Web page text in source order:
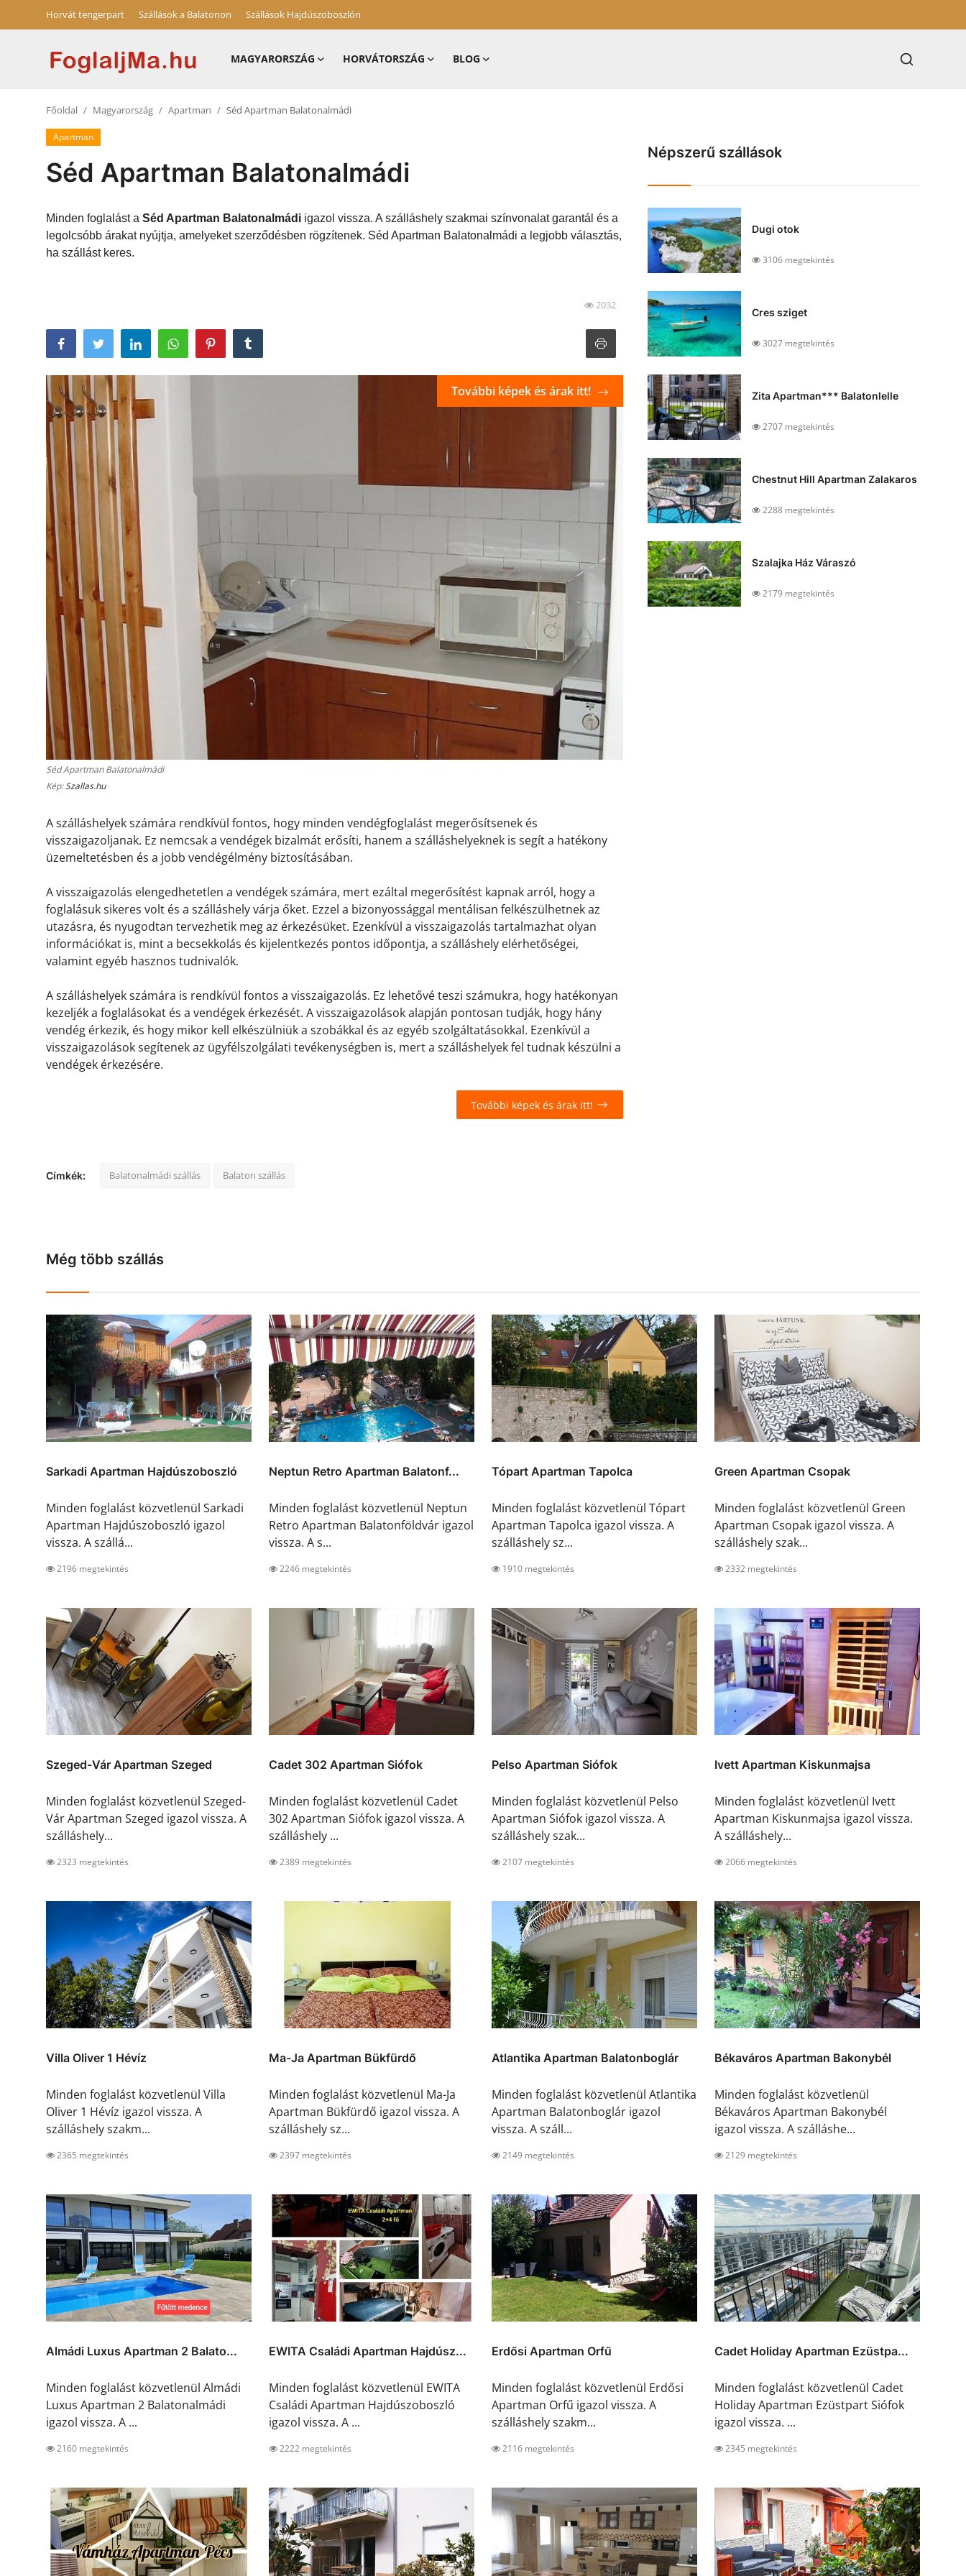
Horvát tengerpart Szállások a Balatonon Szállások Hajdúszoboszlón
MAGYARORSZÁG HORVÁTORSZÁG BLOG
Horvátország
Szállások Hajdúszoboszlón
Főoldal Magyarország Apartman Séd Apartman Balatonalmádi
Apartman
Séd Apartman Balatonalmádi
Minden foglalást a Séd Apartman Balatonalmádi igazol vissza. A szálláshely szakmai színvonalat garantál és a
legolcsóbb árakat nyújtja, amelyeket szerződésben rögzítenek. Séd Apartman Balatonalmádi a legjobb választás,
ha szállást keres.
2032
Séd Apartman Balatonalmádi
Kép:Szallas.hu
További képek és árak itt!
A szálláshelyek számára rendkívül fontos, hogy minden vendégfoglalást megerősítsenek és
visszaigazoljanak. Ez nemcsak a vendégek bizalmát erősíti, hanem a szálláshelyeknek is segít a hatékony
üzemeltetésben és a jobb vendégélmény biztosításában.
A visszaigazolás elengedhetetlen a vendégek számára, mert ezáltal megerősítést kapnak arról, hogy a
foglalásuk sikeres volt és a szálláshely várja őket. Ezzel a bizonyossággal mentálisan felkészülhetnek az
utazásra, és nyugodtan tervezhetik meg az érkezésüket. Ezenkívül a visszaigazolás tartalmazhat olyan
információkat is, mint a becsekkolás és kijelentkezés pontos időpontja, a szálláshely elérhetőségei,
valamint egyéb hasznos tudnivalók.
A szálláshelyek számára is rendkívül fontos a visszaigazolás. Ez lehetővé teszi számukra, hogy hatékonyan
kezeljék a foglalásokat és a vendégek érkezését. A visszaigazolások alapján pontosan tudják, hogy hány
vendég érkezik, és hogy mikor kell elkészülniük a szobákkal és az egyéb szolgáltatásokkal. Ezenkívül a
visszaigazolások segítenek az ügyfélszolgálati tevékenységben is, mert a szálláshelyek fel tudnak készülni a
vendégek érkezésére.
További képek és árak itt!
Címkék: Balatonalmádi szállás Balaton szállás
Népszerű szállások
Dugi otok
3106 megtekintés
Cres sziget
3027 megtekintés
Zita Apartman*** Balatonlelle
2707 megtekintés
Chestnut Hill Apartman Zalakaros
2288 megtekintés
Szalajka Ház Váraszó
2179 megtekintés
Még több szállás
Sarkadi Apartman Hajdúszoboszló
Minden foglalást közvetlenül Sarkadi
Apartman Hajdúszoboszló igazol
vissza. A szállá...
2196 megtekintés
Neptun Retro Apartman Balatonf...
Minden foglalást közvetlenül Neptun
Retro Apartman Balatonföldvár igazol
vissza. A s...
2246 megtekintés
Tópart Apartman Tapolca
Minden foglalást közvetlenül Tópart
Apartman Tapolca igazol vissza. A
szálláshely sz...
1910 megtekintés
Green Apartman Csopak
Minden foglalást közvetlenül Green
Apartman Csopak igazol vissza. A
szálláshely szak...
2332 megtekintés
Szeged-Vár Apartman Szeged
Minden foglalást közvetlenül Szeged-
Vár Apartman Szeged igazol vissza. A
szálláshely...
2323 megtekintés
Cadet 302 Apartman Siófok
Minden foglalást közvetlenül Cadet
302 Apartman Siófok igazol vissza. A
szálláshely ...
2389 megtekintés
Pelso Apartman Siófok
Minden foglalást közvetlenül Pelso
Apartman Siófok igazol vissza. A
szálláshely szak...
2107 megtekintés
Ivett Apartman Kiskunmajsa
Minden foglalást közvetlenül Ivett
Apartman Kiskunmajsa igazol vissza.
A szálláshely...
2066 megtekintés
Villa Oliver 1 Hévíz
Minden foglalást közvetlenül Villa
Oliver 1 Hévíz igazol vissza. A
szálláshely szakm...
2365 megtekintés
Ma-Ja Apartman Bükfürdő
Minden foglalást közvetlenül Ma-Ja
Apartman Bükfürdő igazol vissza. A
szálláshely sz...
2397 megtekintés
Atlantika Apartman Balatonboglár
Minden foglalást közvetlenül Atlantika
Apartman Balatonboglár igazol
vissza. A száll...
2149 megtekintés
Békaváros Apartman Bakonybél
Minden foglalást közvetlenül
Békaváros Apartman Bakonybél
igazol vissza. A szálláshe...
2129 megtekintés
Almádi Luxus Apartman 2 Balato...
Minden foglalást közvetlenül Almádi
Luxus Apartman 2 Balatonalmádi
igazol vissza. A ...
2160 megtekintés
EWITA Családi Apartman Hajdúsz...
Minden foglalást közvetlenül EWITA
Családi Apartman Hajdúszoboszló
igazol vissza. A ...
2222 megtekintés
Erdősi Apartman Orfű
Minden foglalást közvetlenül Erdősi
Apartman Orfű igazol vissza. A
szálláshely szakm...
2116 megtekintés
Cadet Holiday Apartman Ezüstpa...
Minden foglalást közvetlenül Cadet
Holiday Apartman Ezüstpart Siófok
igazol vissza. ...
2345 megtekintés